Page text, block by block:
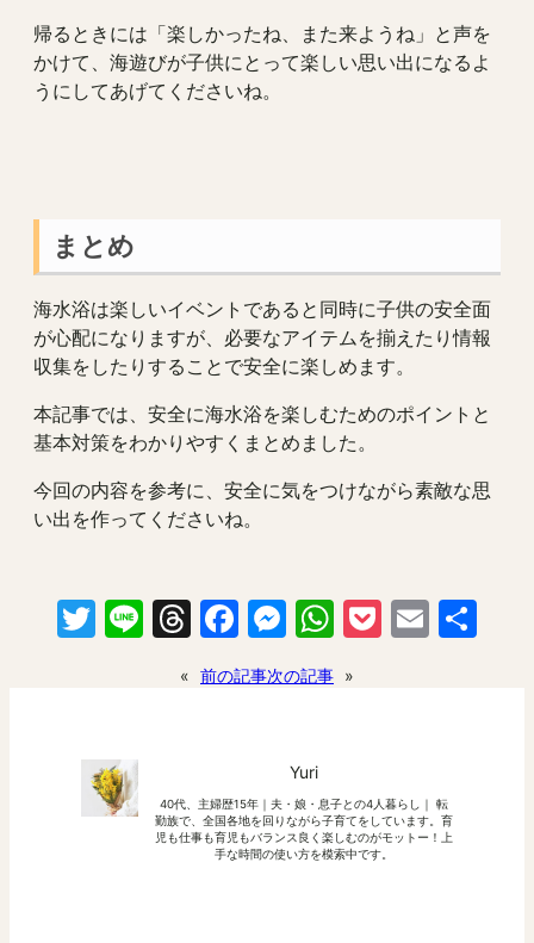
帰るときには「楽しかったね、また来ようね」と声を
かけて、海遊びが子供にとって楽しい思い出になるよ
うにしてあげてくださいね。
まとめ
海水浴は楽しいイベントであると同時に子供の安全面
が心配になりますが、必要なアイテムを揃えたり情報
収集をしたりすることで安全に楽しめます。
本記事では、安全に海水浴を楽しむためのポイントと
基本対策をわかりやすくまとめました。
今回の内容を参考に、安全に気をつけながら素敵な思
い出を作ってくださいね。
Twitter
LineThreads
Facebook
Messenger
WhatsApp
Pocket
Email
« 前の記事次の記事 »
Yuri
40代、主婦歴15年｜夫・娘・息子との4人暮らし｜ 転
勤族で、全国各地を回りながら子育てをしています。育
児も仕事も育児もバランス良く楽しむのがモットー！上
手な時間の使い方を模索中です。